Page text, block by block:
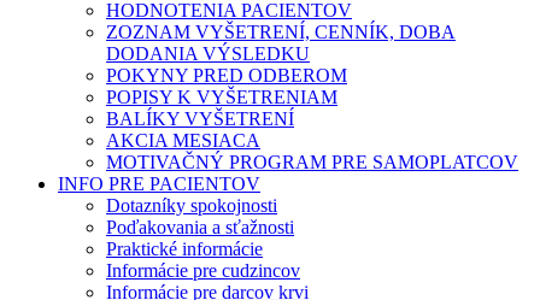
HODNOTENIA PACIENTOV
ZOZNAM VYŠETRENÍ, CENNÍK, DOBA
DODANIA VÝSLEDKU
POKYNY PRED ODBEROM
POPISY K VYŠETRENIAM
BALÍKY VYŠETRENÍ
AKCIA MESIACA
MOTIVAČNÝ PROGRAM PRE SAMOPLATCOV
INFO PRE PACIENTOV
Dotazníky spokojnosti
Poďakovania a sťažnosti
Praktické informácie
Informácie pre cudzincov
Informácie pre darcov krvi